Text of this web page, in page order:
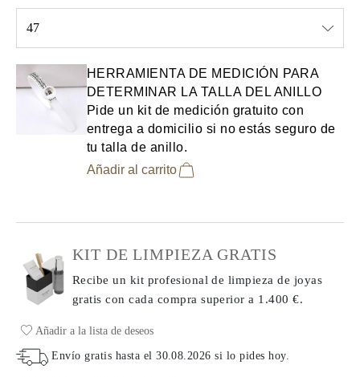
47
HERRAMIENTA DE MEDICIÓN PARA
DETERMINAR LA TALLA DEL ANILLO
Pide un kit de medición gratuito con
entrega a domicilio si no estás seguro de
tu talla de anillo.
Añadir al carrito
KIT DE LIMPIEZA GRATIS
Recibe un kit profesional de limpieza de joyas
gratis con cada comprasuperior a 1.400 €.
Añadir a la lista de deseos
Envío gratis hasta el30.08.2026 si lo pides hoy.